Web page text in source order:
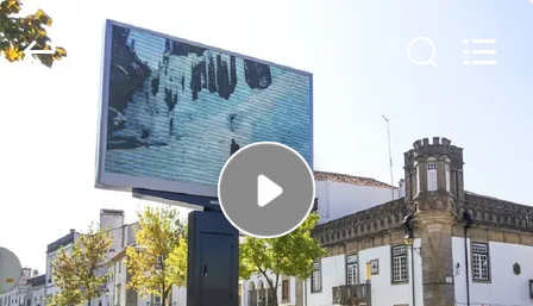
ΠΡΟΪΌΝΤΑ
ΒΊΝΤΕΟ
Weigu
Electronic
Technology
Co.,